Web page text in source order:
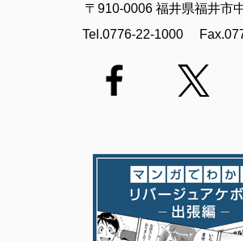
〒910-0006 福井県福井市
Tel.0776-22-1000